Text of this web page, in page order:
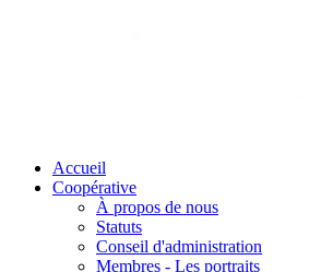
Accueil
Coopérative
À propos de nous
Statuts
Conseil d'administration
Membres - Les portraits